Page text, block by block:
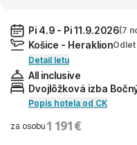
Pi 4.9 - Pi 11.9.2026(7
Košice - Heraklion
Detail letu
All inclusive
Dvojlôžková izba
Popis hotela od CK
za osobu 1 191 €